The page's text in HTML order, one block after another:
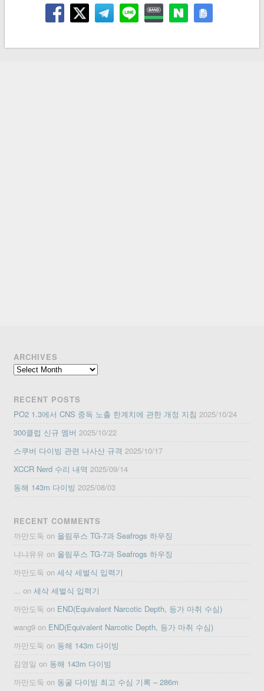
ARCHIVES
Archives
RECENT POSTS
PO2 1.3에서 CNS 중독 노출 한계치에 관한 개정 지침 2025/10/24
300클럽 신규 멤버 2025/10/22
스쿠버 다이빙 관련 나사산 규격 2025/10/17
XCCR Nerd 수리 내역 2025/09/14
동해 143m 다이빙 2025/08/03
RECENT COMMENTS
까만도둑 on 올림푸스 TG-7과 Seafrogs 하우징
냐냐유유 on 올림푸스 TG-7과 Seafrogs 하우징
까만도둑 on세삭 세벌식 입력기
... on세삭 세벌식 입력기
까만도둑 on END(Equivalent Narcotic Depth, 등가 마취 수심)
wang9 on END(Equivalent Narcotic Depth, 등가 마취 수심)
까만도둑 on 동해 143m 다이빙
김영일 on 동해 143m 다이빙
까만도둑 on 동굴 다이빙 최고 수심 기록 – 286m